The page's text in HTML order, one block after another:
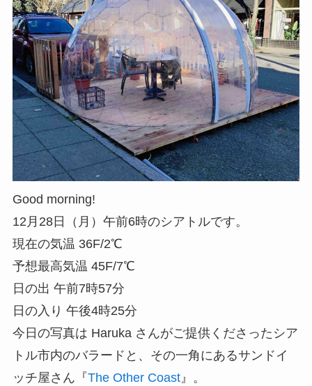
Good morning!
12月28日（月）午前6時のシアトルです。
現在の気温 36F/2℃
予想最高気温 45F/7℃
日の出 午前7時57分
日の入り 午後4時25分
今日の写真は Haruka さんがご提供くださったシア
トル市内のバラードと、その一角にあるサンドイ
ッチ屋さん『The Other Coast』。